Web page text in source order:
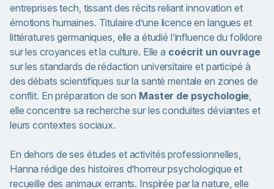
entreprises tech, tissant des récits reliant innovation et
émotions humaines. Titulaire d’une licence en langues et
littératures germaniques, elle a étudié l’influence du folklore
sur les croyances et la culture. Elle a coécrit un ouvrage
sur les standards de rédaction universitaire et participé à
des débats scientifiques sur la santé mentale en zones de
conflit. En préparation de son Master de psychologie,
elle concentre sa recherche sur les conduites déviantes et
leurs contextes sociaux.
En dehors de ses études et activités professionnelles,
Hanna rédige des histoires d’horreur psychologique et
recueille des animaux errants. Inspirée par la nature, elle